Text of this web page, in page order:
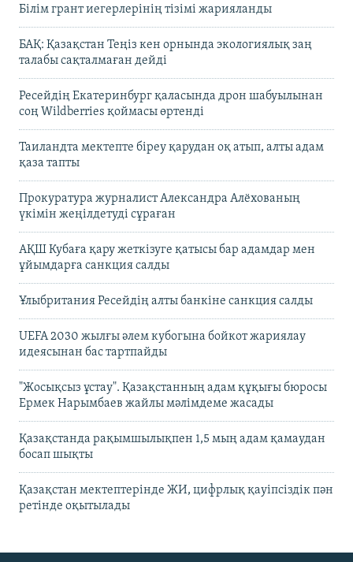
Білім грант иегерлерінің тізімі жарияланды
БАҚ: Қазақстан Теңіз кен орнында экологиялық заң
талабы сақталмаған дейді
Ресейдің Екатеринбург қаласында дрон шабуылынан
соң Wildberries қоймасы өртенді
Таиландта мектепте біреу қарудан оқ атып, алты адам
қаза тапты
Прокуратура журналист Александра Алёхованың
үкімін жеңілдетуді сұраған
АҚШ Кубаға қару жеткізуге қатысы бар адамдар мен
ұйымдарға санкция салды
Ұлыбритания Ресейдің алты банкіне санкция салды
UEFA 2030 жылғы әлем кубогына бойкот жариялау
идеясынан бас тартпайды
"Жосықсыз ұстау". Қазақстанның адам құқығы бюросы
Ермек Нарымбаев жайлы мәлімдеме жасады
Қазақстанда рақымшылықпен 1,5 мың адам қамаудан
босап шықты
Қазақстан мектептерінде ЖИ, цифрлық қауіпсіздік пән
ретінде оқытылады